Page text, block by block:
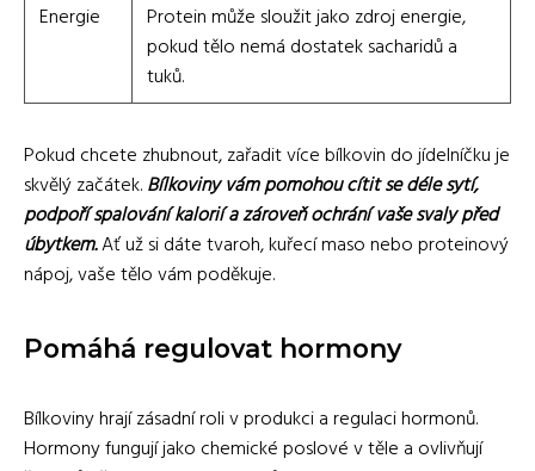
Energie
Protein může sloužit jako zdroj energie,
pokud tělo nemá dostatek sacharidů a
tuků.
Pokud chcete zhubnout, zařadit více bílkovin do jídelníčku je
skvělý začátek.Bílkoviny vám pomohou cítit se déle sytí,
podpoří spalování kalorií a zároveň ochrání vaše svaly před
úbytkem.Ať už si dáte tvaroh, kuřecí maso nebo proteinový
nápoj, vaše tělo vám poděkuje.
Pomáhá regulovat hormony
Bílkoviny hrají zásadní roli v produkci a regulaci hormonů.
Hormony fungují jako chemické poslové v těle a ovlivňují